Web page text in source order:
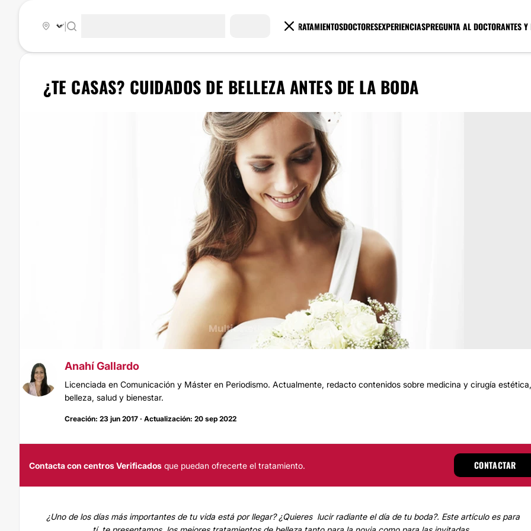
TRATAMIENTOSDOCTORESEXPERIENCIASPREGUNTA AL DOCTORANTES Y
¿TE CASAS? CUIDADOS DE BELLEZA ANTES DE LA BODA
Anahí Gallardo
Licenciada en Comunicación y Máster en Periodismo. Actualmente, redacto contenidos sobre medicina y cirugía estética,
belleza, salud y bienestar.
Creación: 23 jun 2017 · Actualización: 20 sep 2022
Contacta con centros Verificados que puedan ofrecerte el tratamiento. CONTACTAR
¿Uno de los días más importantes de tu vida está por llegar? ¿Quieres lucir radiante el día de tu boda?. Este artículo es para